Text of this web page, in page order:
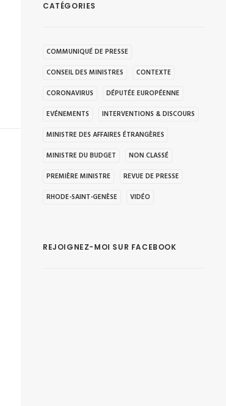
CATÉGORIES
COMMUNIQUÉ DE PRESSE
CONSEIL DES MINISTRES
CONTEXTE
CORONAVIRUS
DÉPUTÉE EUROPÉENNE
EVÉNEMENTS
INTERVENTIONS & DISCOURS
MINISTRE DES AFFAIRES ÉTRANGÈRES
MINISTRE DU BUDGET
NON CLASSÉ
PREMIÈRE MINISTRE
REVUE DE PRESSE
RHODE-SAINT-GENÈSE
VIDÉO
REJOIGNEZ-MOI SUR FACEBOOK